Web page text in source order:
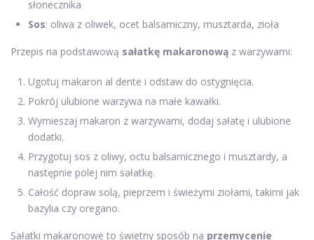
słonecznika
Sos: oliwa z oliwek, ocet balsamiczny, musztarda, zioła
Przepis na podstawową sałatkę makaronową z warzywami:
Ugotuj makaron al dente i odstaw do ostygnięcia.
Pokrój ulubione warzywa na małe kawałki.
Wymieszaj makaron z warzywami, dodaj sałatę i ulubione
dodatki.
Przygotuj sos z oliwy, octu balsamicznego i musztardy, a
następnie polej nim sałatkę.
Całość dopraw solą, pieprzem i świeżymi ziołami, takimi jak
bazylia czy oregano.
Sałatki makaronowe to świetny sposób na przemycenie